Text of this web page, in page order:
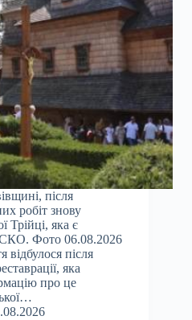
після
робіт знову
Трійці, яка є
Фото 06.08.2026
відбулося після
яка
про це